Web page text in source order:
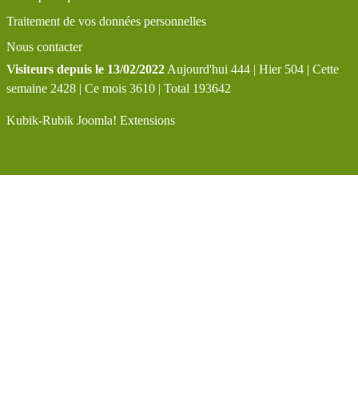
Traitement de vos données personnelles
Nous contacter
Visiteurs depuis le 13/02/2022Aujourd'hui 444 | Hier 504 | Cette
semaine 2428 | Ce mois 3610 | Total 193642
Kubik-Rubik Joomla! Extensions